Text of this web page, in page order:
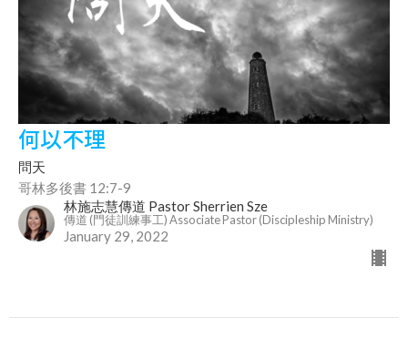
何以不理
問天
哥林多後書 12:7-9
林施志慧傳道 Pastor Sherrien Sze
傳道 (門徒訓練事工) Associate Pastor (Discipleship Ministry)
January 29, 2022